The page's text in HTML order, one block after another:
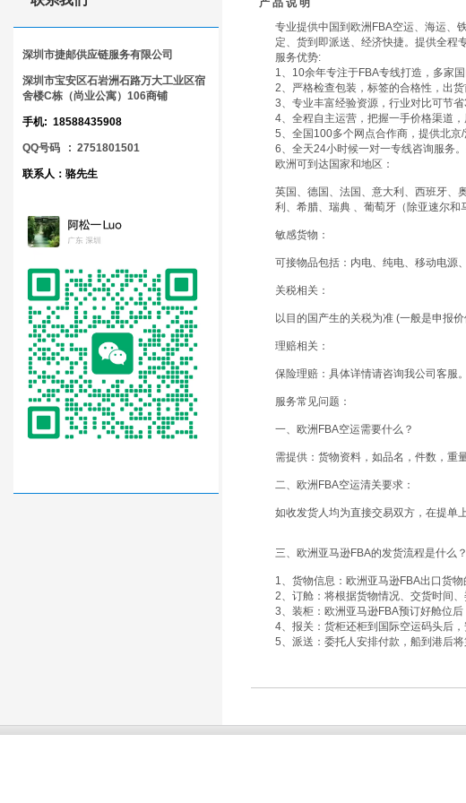
深圳市捷邮供应链服务有限公司
深圳市宝安区石岩洲石路万大工业区宿
舍楼C栋（尚业公寓）106商铺
手机: 18588435908
QQ号码 : 2751801501
联系人：骆先生
产 品 说 明
专业提供中国到欧洲FBA空运、海运、
定、货到即派送、经济快捷。提供全程
服务优势:
1、10余年专注于FBA专线打造，多家
2、严格检查包装，标签的合格性，出
3、专业丰富经验资源，行业对比可节
4、全程自主运营，把握一手价格渠道
5、全国100多个网点合作商，提供北京
6、全天24小时候一对一专线咨询服务
欧洲可到达国家和地区：
英国、德国、法国、意大利、西班牙、
利、希腊、瑞典 、葡萄牙（除亚速尔和
敏感货物：
可接物品包括：内电、纯电、移动电源
关税相关：
以目的国产生的关税为准 (一般是申报
理赔相关：
保险理赔：具体详情请咨询我公司客服
服务常见问题：
一、欧洲FBA空运需要什么？
需提供：货物资料，如品名，件数，重
二、欧洲FBA空运清关要求：
如收发货人均为直接交易双方，在提单
三、欧洲亚马逊FBA的发货流程是什么？
1、货物信息：欧洲亚马逊FBA出口货
2、订舱：将根据货物情况、交货时间
3、装柜：欧洲亚马逊FBA预订好舱位
4、报关：货柜还柜到国际空运码头后
5、派送：委托人安排付款，船到港后